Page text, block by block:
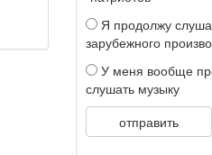
Я продолжу
зарубежного
У меня вообще
слушать музыку
отправить